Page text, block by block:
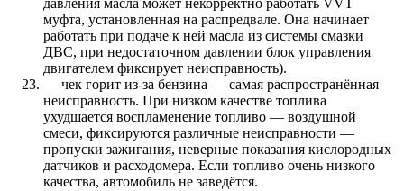
давления масла может некорректно работать VVT
муфта, установленная на распредвале. Она начинает
работать при подаче к ней масла из системы смазки
ДВС, при недостаточном давлении блок управления
двигателем фиксирует неисправность).
— чек горит из-за бензина — самая распространённая
неисправность. При низком качестве топлива
ухудшается воспламенение топливо — воздушной
смеси, фиксируются различные неисправности —
пропуски зажигания, неверные показания кислородных
датчиков и расходомера. Если топливо очень низкого
качества, автомобиль не заведётся.